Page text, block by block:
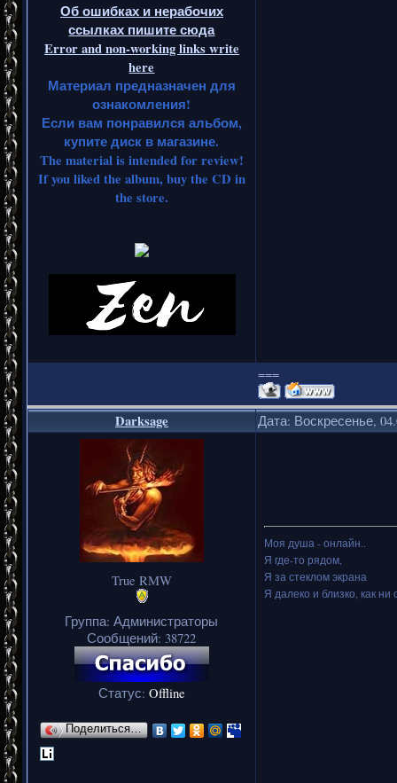
Об ошибках и нерабочих
ссылках пишите сюда
Error and non-working links write
here
Материал предназначен для
ознакомления!
Если вам понравился альбом,
купите диск в магазине.
The material is intended for review!
If you liked the album, buy the CD in
the store.
===
Darksage Дата: Воскресенье,
True RMW
Группа: Администраторы
Сообщений: 38722
Статус: Offline
Поделиться…
Моя душа - онлайн..
Я где-то рядом,
Я за стеклом экрана
Я далеко и близко, как ни